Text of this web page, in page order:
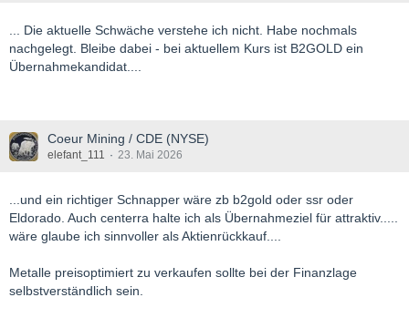
... Die aktuelle Schwäche verstehe ich nicht. Habe nochmals
nachgelegt. Bleibe dabei - bei aktuellem Kurs ist B2GOLD ein
Übernahmekandidat....
Coeur Mining / CDE (NYSE)
elefant_111 23. Mai 2026
...und ein richtiger Schnapper wäre zb b2gold oder ssr oder
Eldorado. Auch centerra halte ich als Übernahmeziel für attraktiv.....
wäre glaube ich sinnvoller als Aktienrückkauf....
Metalle preisoptimiert zu verkaufen sollte bei der Finanzlage
selbstverständlich sein.